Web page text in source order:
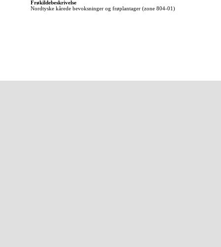
Frøkildebeskrivelse
Nordtyske kårede bevoksninger og frøplantager (zone 804-01)